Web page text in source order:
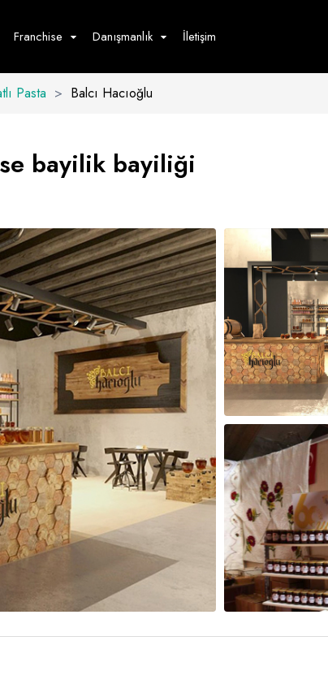
Göster
Franchise Danışmanlık İletişim
Pasta > Balcı Hacıoğlu
bayilik bayiliği